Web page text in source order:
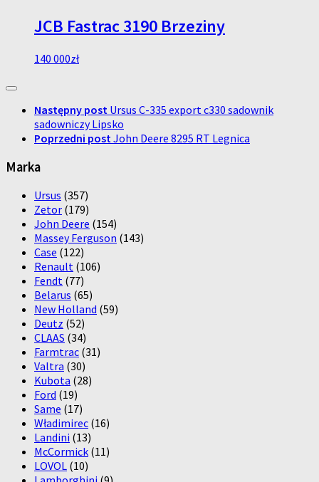
JCB Fastrac 3190 Brzeziny
140 000zł
Następny post Ursus C-335 export c330 sadownik
sadowniczy Lipsko
Poprzedni post John Deere 8295 RT Legnica
Marka
Ursus (357)
Zetor (179)
John Deere (154)
Massey Ferguson (143)
Case (122)
Renault (106)
Fendt (77)
Belarus (65)
New Holland (59)
Deutz (52)
CLAAS (34)
Farmtrac (31)
Valtra (30)
Kubota (28)
Ford (19)
Same (17)
Władimirec (16)
Landini (13)
McCormick (11)
LOVOL (10)